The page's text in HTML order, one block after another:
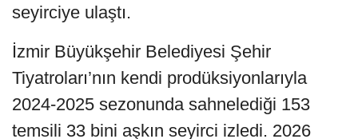
seyirciye ulaştı.
İzmir Büyükşehir Belediyesi Şehir
Tiyatroları’nın kendi prodüksiyonlarıyla
2024-2025 sezonunda sahnelediği 153
temsili 33 bini aşkın seyirci izledi. 2026